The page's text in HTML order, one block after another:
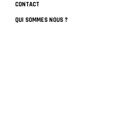
CONTACT
QUI SOMMES NOUS ?